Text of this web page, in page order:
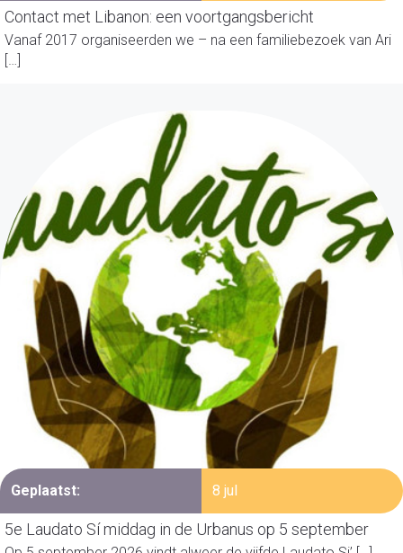
Contact met Libanon: een voortgangsbericht
Vanaf 2017 organiseerden we – na een familiebezoek van Ari
[…]
Geplaatst: 8 jul
5e Laudato Sí middag in de Urbanus op 5 september